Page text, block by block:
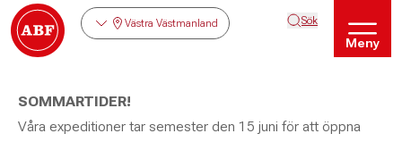
Västra Västmanland Sök
Meny
SOMMARTIDER!
Våra expeditioner tar semester den 15 juni för att öppna